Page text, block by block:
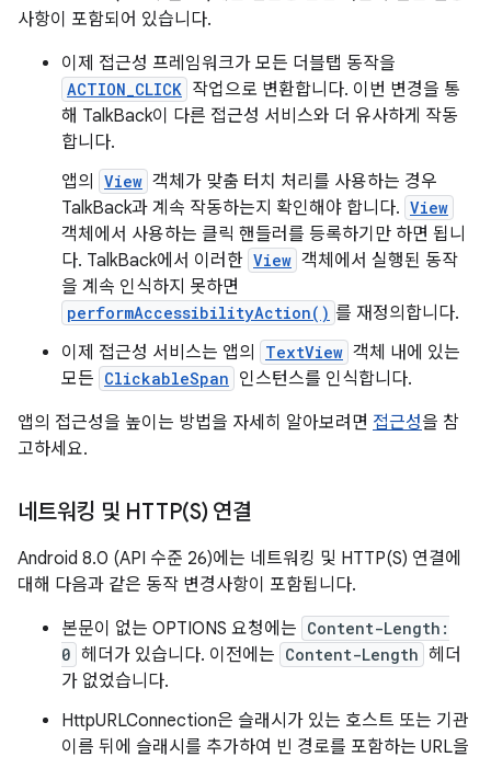
사항이 포함되어 있습니다.
이제 접근성 프레임워크가 모든 더블탭 동작을
ACTION_CLICK 작업으로 변환합니다. 이번 변경을 통
해 TalkBack이 다른 접근성 서비스와 더 유사하게 작동
합니다.
앱의
View 객체가 맞춤 터치 처리를 사용하는 경우
TalkBack과 계속 작동하는지 확인해야 합니다. View
객체에서 사용하는 클릭 핸들러를 등록하기만 하면 됩니
다. TalkBack에서 이러한 View 객체에서 실행된 동작
을 계속 인식하지 못하면
performAccessibilityAction() 를 재정의합니다.
이제 접근성 서비스는 앱의
TextView 객체 내에 있는
모든 ClickableSpan 인스턴스를 인식합니다.
앱의 접근성을 높이는 방법을 자세히 알아보려면 접근성을 참
고하세요.
네트워킹 및 HTTP(S) 연결
Android 8.0 (API 수준 26)에는 네트워킹 및 HTTP(S) 연결에
대해 다음과 같은 동작 변경사항이 포함됩니다.
본문이 없는 OPTIONS 요청에는 Content-Length:
0 헤더가 있습니다. 이전에는 Content-Length 헤더
가 없었습니다.
HttpURLConnection은 슬래시가 있는 호스트 또는 기관
이름 뒤에 슬래시를 추가하여 빈 경로를 포함하는 URL을